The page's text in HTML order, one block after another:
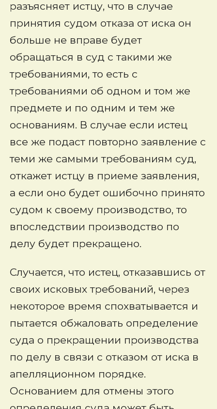
разъясняет истцу, что в случае
принятия судом отказа от иска он
больше не вправе будет
обращаться в суд с такими же
требованиями, то есть с
требованиями об одном и том же
предмете и по одним и тем же
основаниям. В случае если истец
все же подаст повторно заявление с
теми же самыми требованиям суд,
откажет истцу в приеме заявления,
а если оно будет ошибочно принято
судом к своему производство, то
впоследствии производство по
делу будет прекращено.
Случается, что истец, отказавшись от
своих исковых требований, через
некоторое время спохватывается и
пытается обжаловать определение
суда о прекращении производства
по делу в связи с отказом от иска в
апелляционном порядке.
Основанием для отмены этого